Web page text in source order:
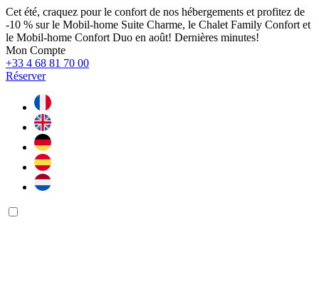
Cet été, craquez pour le confort de nos hébergements et profitez de
-10 % sur le Mobil-home Suite Charme, le Chalet Family Confort et
le Mobil-home Confort Duo en août! Dernières minutes!
Mon Compte
+33 4 68 81 70 00
Réserver